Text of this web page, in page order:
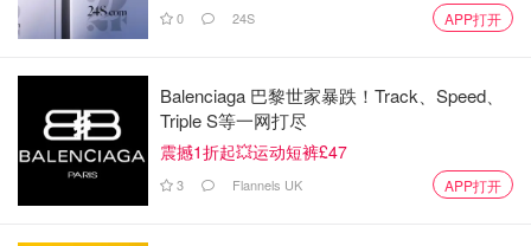
Just Eat
这个外卖app的餐厅数量非常多，是老牌外卖平台，和大量
独立餐馆合作，风格多样，价格从低到高涵盖范围广。同
时，城市覆盖面广，从米兰到多座中小城市都有站点，出差
或旅行时也常能用得上。
0 24S APP打开
Balenciaga 巴黎世家暴跌！Track、Speed、
Triple S等一网打尽
震撼1折起💥运动短裤£47
3 Flannels UK APP打开